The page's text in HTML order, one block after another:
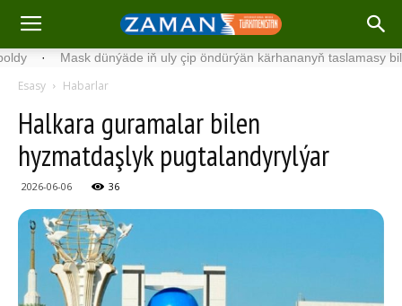
Mask dünýäde iň uly çip öndürýän kärhananyň taslamasy bilen
Esasy Habarlar
Halkara guramalar bilen
hyzmatdaşlyk pugtalandyrylýar
2026-06-06 36